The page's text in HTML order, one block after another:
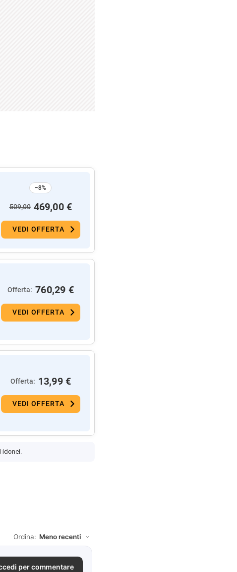
−8%
509,00 469,00 €
VEDI OFFERTA
Offerta: 760,29 €
VEDI OFFERTA
Offerta: 13,99 €
VEDI OFFERTA
idonei.
Ordina:
per commentare